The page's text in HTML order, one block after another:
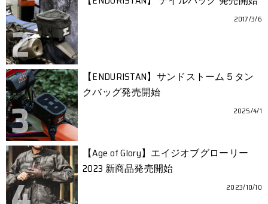
2017/3/6
【ENDURISTAN】サンドストーム５タン
クバッグ発売開始
2025/4/1
【Age of Glory】エイジオブグローリー
2023 新商品発売開始
2023/10/10